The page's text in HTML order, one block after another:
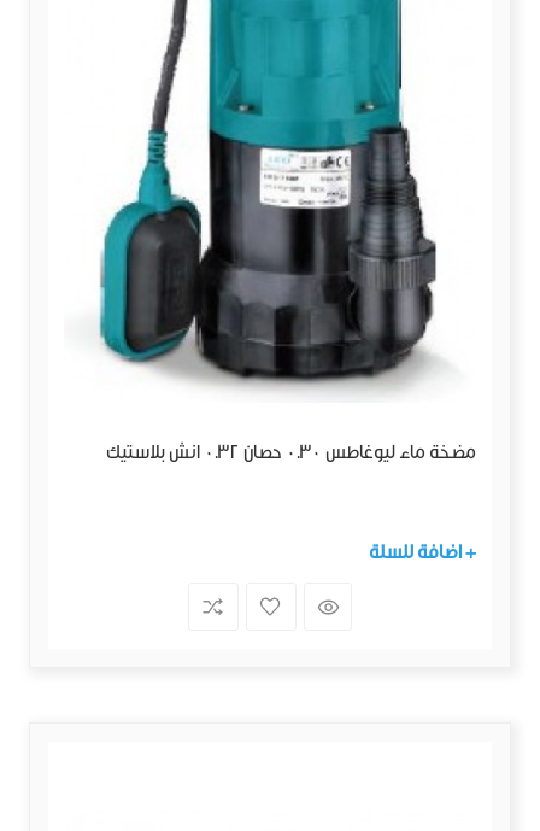
مضخة ماء ليوغاطس 0.30 حصان 0.32 انش بلاستيك
+ اضافة للسلة